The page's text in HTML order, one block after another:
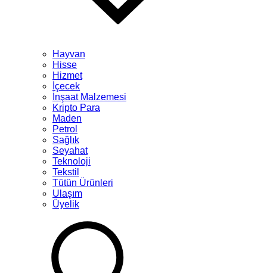
Hayvan
Hisse
Hizmet
İçecek
İnşaat Malzemesi
Kripto Para
Maden
Petrol
Sağlık
Seyahat
Teknoloji
Tekstil
Tütün Ürünleri
Ulaşım
Üyelik